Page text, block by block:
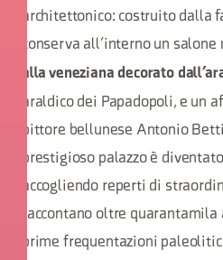
architettonico: costruito dalla
conserva all’interno un salone
alla veneziana decorato
araldico dei Papadopoli, e un
pittore bellunese Antonio
prestigioso palazzo è
accogliendo reperti di
raccontano oltre
prime frequentazioni